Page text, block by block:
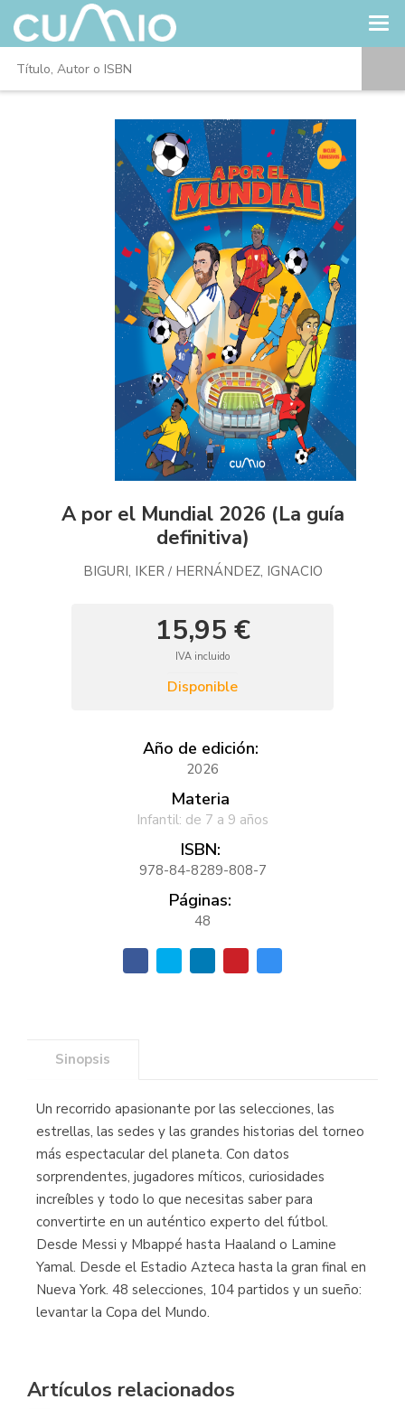
A por el Mundial 2026 (La guía
definitiva)
BIGURI, IKER / HERNÁNDEZ, IGNACIO
15,95 €
IVA incluido
Disponible
Año de edición:
2026
Materia
Infantil: de 7 a 9 años
ISBN:
978-84-8289-808-7
Páginas:
48
Sinopsis
Un recorrido apasionante por las selecciones, las
estrellas, las sedes y las grandes historias del torneo
más espectacular del planeta. Con datos
sorprendentes, jugadores míticos, curiosidades
increíbles y todo lo que necesitas saber para
convertirte en un auténtico experto del fútbol.
Desde Messi y Mbappé hasta Haaland o Lamine
Yamal. Desde el Estadio Azteca hasta la gran final en
Nueva York. 48 selecciones, 104 partidos y un sueño:
levantar la Copa del Mundo.
Artículos relacionados